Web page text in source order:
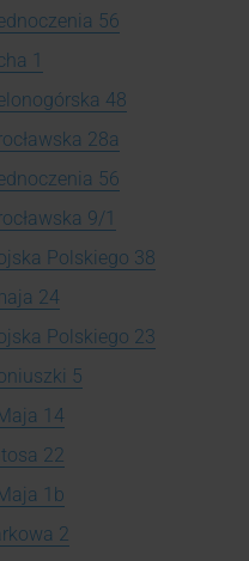
56
1
48
28a
56
9/1
Polskiego 38
24
Polskiego 23
5
14
22
1b
2